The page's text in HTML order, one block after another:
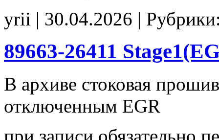
stock
yrii | 30.04.2026 |
89663-26411
В архиве стоковая
отключенным EGR